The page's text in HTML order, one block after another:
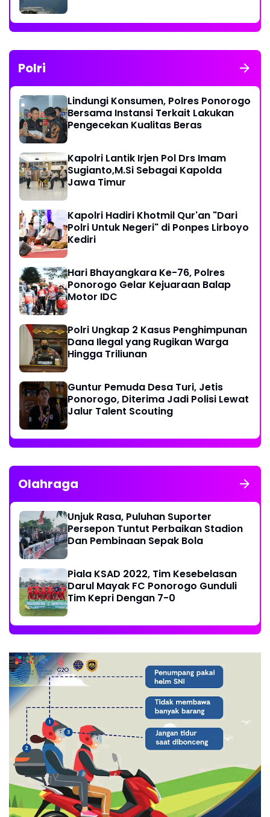
Polri
Lindungi Konsumen, Polres Ponorogo
Bersama Instansi Terkait Lakukan
Pengecekan Kualitas Beras
Kapolri Lantik Irjen Pol Drs Imam
Sugianto,M.Si Sebagai Kapolda
Jawa Timur
Kapolri Hadiri Khotmil Qur'an "Dari
Polri Untuk Negeri" di Ponpes Lirboyo
Kediri
Hari Bhayangkara Ke-76, Polres
Ponorogo Gelar Kejuaraan Balap
Motor IDC
Polri Ungkap 2 Kasus Penghimpunan
Dana Ilegal yang Rugikan Warga
Hingga Triliunan
Guntur Pemuda Desa Turi, Jetis
Ponorogo, Diterima Jadi Polisi Lewat
Jalur Talent Scouting
Olahraga
Unjuk Rasa, Puluhan Suporter
Persepon Tuntut Perbaikan Stadion
Dan Pembinaan Sepak Bola
Piala KSAD 2022, Tim Kesebelasan
Darul Mayak FC Ponorogo Gunduli
Tim Kepri Dengan 7-0